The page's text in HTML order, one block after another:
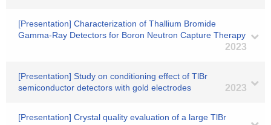
[Presentation] Characterization of Thallium Bromide
Gamma-Ray Detectors for Boron Neutron Capture Therapy
2023
[Presentation] Study on conditioning effect of TlBr
semiconductor detectors with gold electrodes
2023
[Presentation] Crystal quality evaluation of a large TlBr